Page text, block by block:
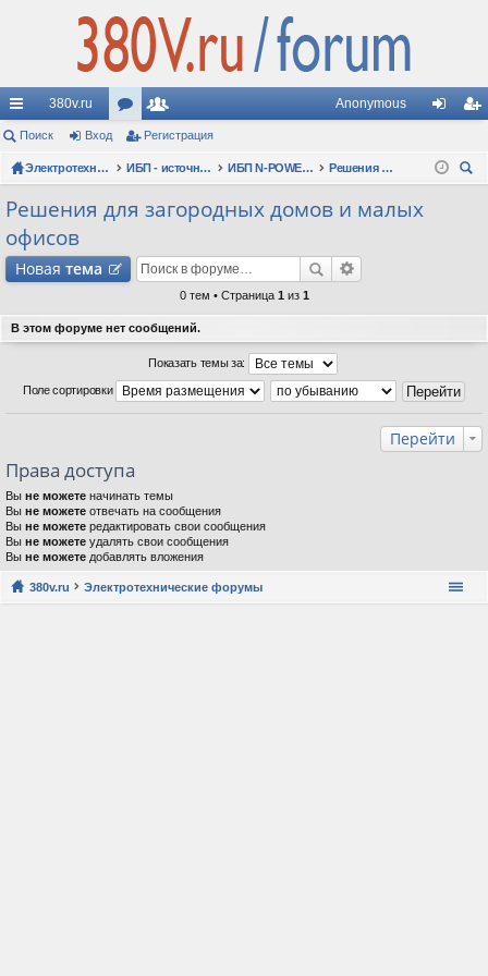
с
ы
лк
и
380v.ru
ор
ум
ол
ьз
ел
Anonymous
д ис
Поиск Вход Регистрация
Электротехнические форумы ИБП - источники бесперебойного питания ИБП N-POWER: новые модели (презентации, фотосессии, обзоры)
Решения для загородных домов и малых офисов
Решения для загородных домов и малых
офисов
Новая тема
0 тем • Страница 1 из 1
В этом форуме нет сообщений.
Показать темы за:
Поле сортировки
Перейти
Права доступа
Вы не можете начинать темы
Вы не можете отвечать на сообщения
Вы не можете редактировать свои сообщения
Вы не можете удалять свои сообщения
Вы не можете добавлять вложения
380v.ru Электротехнические форумы